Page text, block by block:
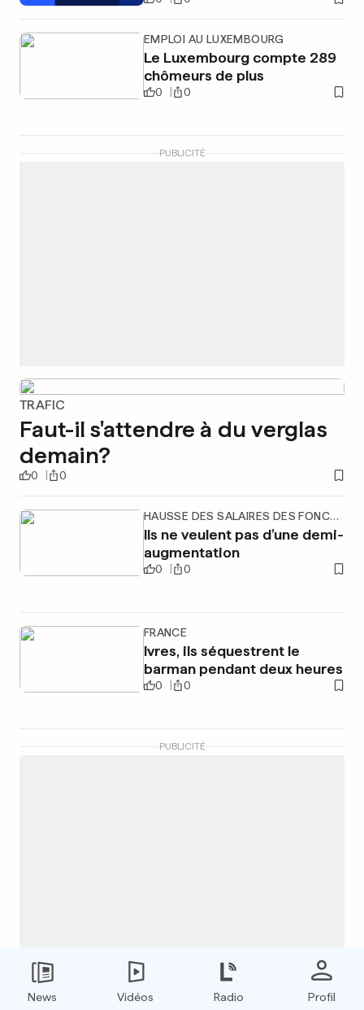
EMPLOI AU LUXEMBOURG
Le Luxembourg compte 289
chômeurs de plus
0 0
PUBLICITÉ
TRAFIC
Faut-il s'attendre à du verglas
demain?
0 0
HAUSSE DES SALAIRES DES FONCTIONNAIRES EUROPÉENS
Ils ne veulent pas d’une demi-
augmentation
0 0
FRANCE
Ivres, ils séquestrent le
barman pendant deux heures
0 0
PUBLICITÉ
News Vidéos Radio Profil